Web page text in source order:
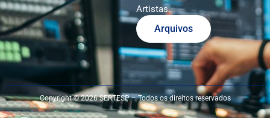
Artistas.
Arquivos
Copyright © 2026 SERTESP – Todos os direitos reservados